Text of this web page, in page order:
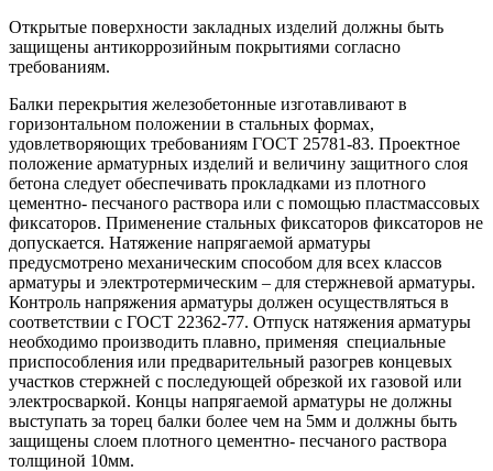
Открытые поверхности закладных изделий должны быть
защищены антикоррозийным покрытиями согласно
требованиям.
Балки перекрытия железобетонные изготавливают в
горизонтальном положении в стальных формах,
удовлетворяющих требованиям ГОСТ 25781-83. Проектное
положение арматурных изделий и величину защитного слоя
бетона следует обеспечивать прокладками из плотного
цементно- песчаного раствора или с помощью пластмассовых
фиксаторов. Применение стальных фиксаторов фиксаторов не
допускается. Натяжение напрягаемой арматуры
предусмотрено механическим способом для всех классов
арматуры и электротермическим – для стержневой арматуры.
Контроль напряжения арматуры должен осуществляться в
соответствии с ГОСТ 22362-77. Отпуск натяжения арматуры
необходимо производить плавно, применяя специальные
приспособления или предварительный разогрев концевых
участков стержней с последующей обрезкой их газовой или
электросваркой. Концы напрягаемой арматуры не должны
выступать за торец балки более чем на 5мм и должны быть
защищены слоем плотного цементно- песчаного раствора
толщиной 10мм.